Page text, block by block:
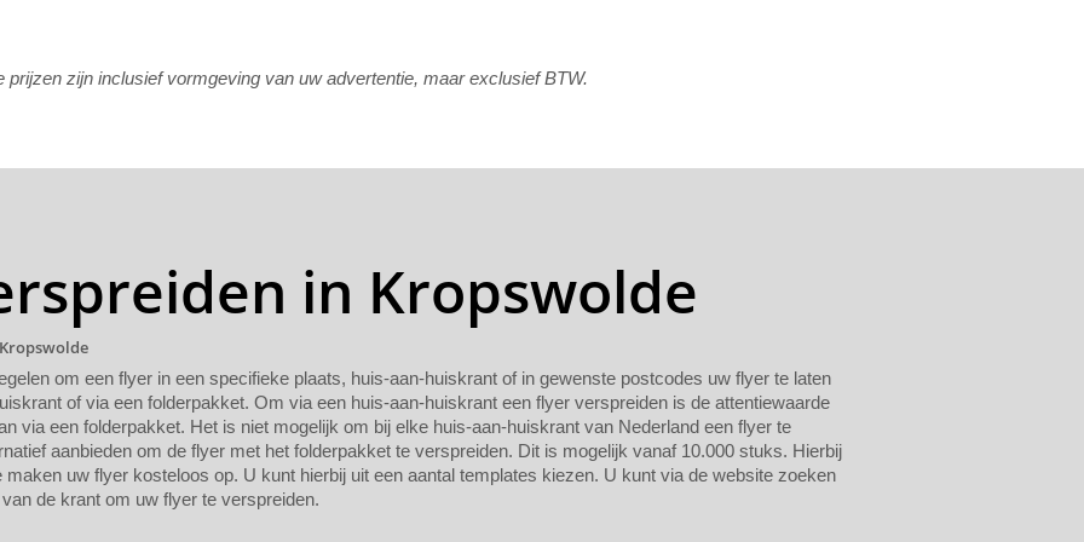
prijzen zijn inclusief vormgeving van uw advertentie, maar exclusief BTW.
in Kropswolde
om een flyer in een specifieke plaats, huis-aan-huiskrant of in gewenste postcodes uw flyer te laten
of via een folderpakket. Om via een huis-aan-huiskrant een flyer verspreiden is de attentiewaarde
via een folderpakket. Het is niet mogelijk om bij elke huis-aan-huiskrant van Nederland een flyer te
aanbieden om de flyer met het folderpakket te verspreiden. Dit is mogelijk vanaf 10.000 stuks. Hierbij
uw flyer kosteloos op. U kunt hierbij uit een aantal templates kiezen. U kunt via de website zoeken
de krant om uw flyer te verspreiden.